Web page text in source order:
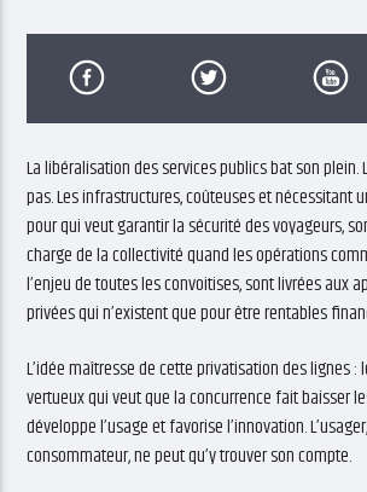
La libéralisation des services publics bat son plein.
pas. Les infrastructures, coûteuses et nécessitant
pour qui veut garantir la sécurité des voyageurs,
charge de la collectivité quand les opérations
l’enjeu de toutes les convoitises, sont livrées aux
privées qui n’existent que pour être rentables
L’idée maîtresse de cette privatisation des lignes :
vertueux qui veut que la concurrence fait baisser
développe l’usage et favorise l’innovation.
consommateur, ne peut qu’y trouver son compte.